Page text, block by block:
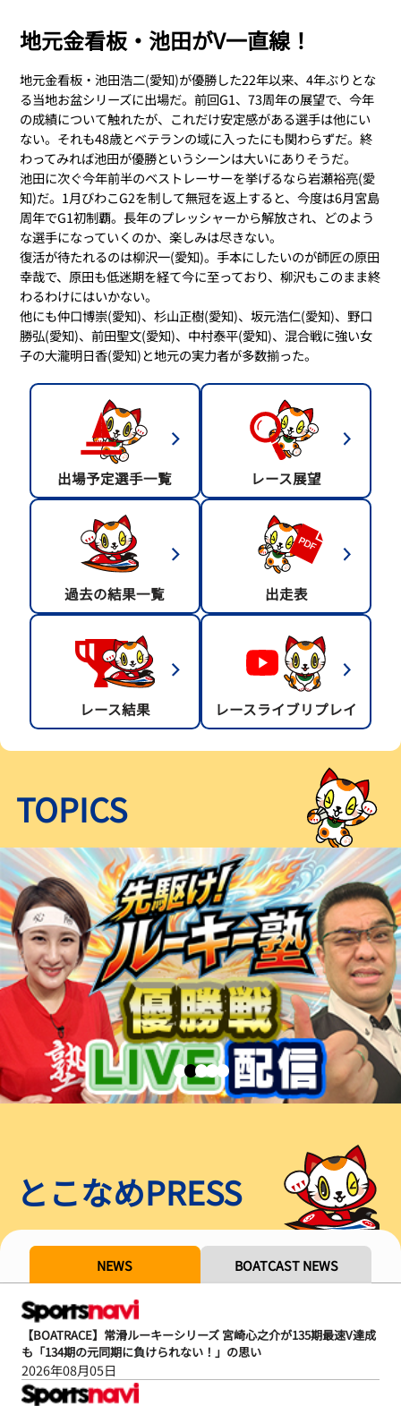
地元金看板・池田がV一直線！
地元金看板・池田浩二(愛知)が優勝した22年以来、4年ぶりとな
る当地お盆シリーズに出場だ。前回G1、73周年の展望で、今年
の成績について触れたが、これだけ安定感がある選手は他にい
ない。それも48歳とベテランの域に入ったにも関わらずだ。終
わってみれば池田が優勝というシーンは大いにありそうだ。
池田に次ぐ今年前半のベストレーサーを挙げるなら岩瀬裕亮(愛
知)だ。1月びわこG2を制して無冠を返上すると、今度は6月宮島
周年でG1初制覇。長年のプレッシャーから解放され、どのよう
な選手になっていくのか、楽しみは尽きない。
復活が待たれるのは柳沢一(愛知)。手本にしたいのが師匠の原田
幸哉で、原田も低迷期を経て今に至っており、柳沢もこのまま終
わるわけにはいかない。
他にも仲口博崇(愛知)、杉山正樹(愛知)、坂元浩仁(愛知)、野口
勝弘(愛知)、前田聖文(愛知)、中村泰平(愛知)、混合戦に強い女
子の大瀧明日香(愛知)と地元の実力者が多数揃った。
出場予定選手一覧 レース展望
過去の結果一覧 出走表
レース結果 レースライブリプレイ
TOPICS
とこなめPRESS
NEWS BOATCAST NEWS
【BOATRACE】常滑ルーキーシリーズ 宮崎心之介が135期最速V達成
も「134期の元同期に負けられない！」の思い
2026年08月05日